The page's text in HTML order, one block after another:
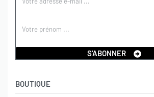
BOUTIQUE
S'ABONNER